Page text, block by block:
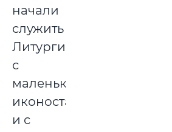
начали
служить
Литургию:
с
маленьким
иконостасом
и с